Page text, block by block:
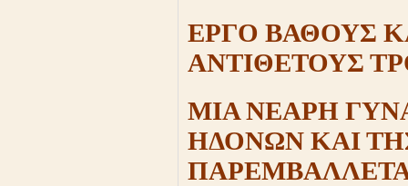
ΕΡΓΟ ΒΑΘΟΥΣ
ΑΝΤΙΘΕΤΟΥΣ
ΜΙΑ ΝΕΑΡΗ
ΗΔΟΝΩΝ ΚΑΙ